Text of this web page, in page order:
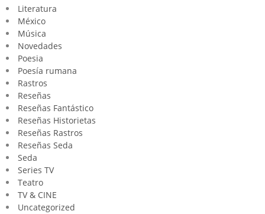
Literatura
México
Música
Novedades
Poesia
Poesía rumana
Rastros
Reseñas
Reseñas Fantástico
Reseñas Historietas
Reseñas Rastros
Reseñas Seda
Seda
Series TV
Teatro
TV & CINE
Uncategorized